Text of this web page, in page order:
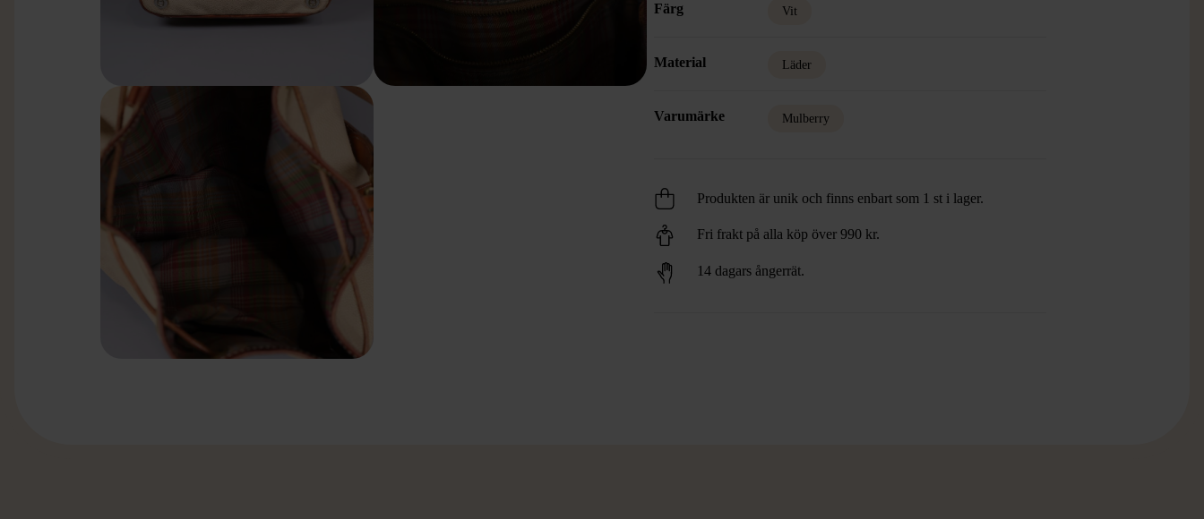
Färg Vit
Material Läder
Varumärke Mulberry
Produkten är unik och finns enbart som 1 st i lager.
Fri frakt på alla köp över 990 kr.
14 dagars ångerrät.